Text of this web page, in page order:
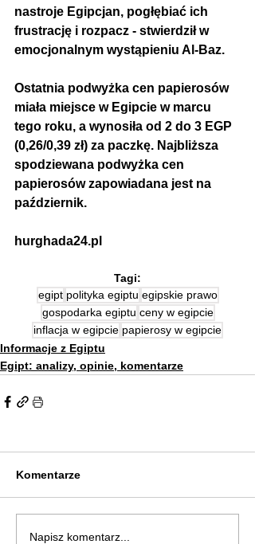
nastroje Egipcjan, pogłębiać ich
frustrację i rozpacz - stwierdził w
emocjonalnym wystąpieniu Al-Baz.
Ostatnia podwyżka cen papierosów
miała miejsce w Egipcie w marcu
tego roku, a wynosiła od 2 do 3 EGP
(0,26/0,39 zł) za paczkę. Najbliższa
spodziewana podwyżka cen
papierosów zapowiadana jest na
październik.
hurghada24.pl
Tagi:
egipt polityka egiptu egipskie prawo
gospodarka egiptu ceny w egipcie
inflacja w egipcie papierosy w egipcie
Informacje z Egiptu
Egipt: analizy, opinie, komentarze
Komentarze
Napisz komentarz...